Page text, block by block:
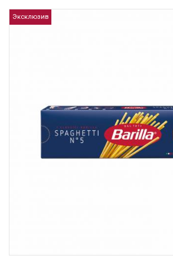
Эксклюзив